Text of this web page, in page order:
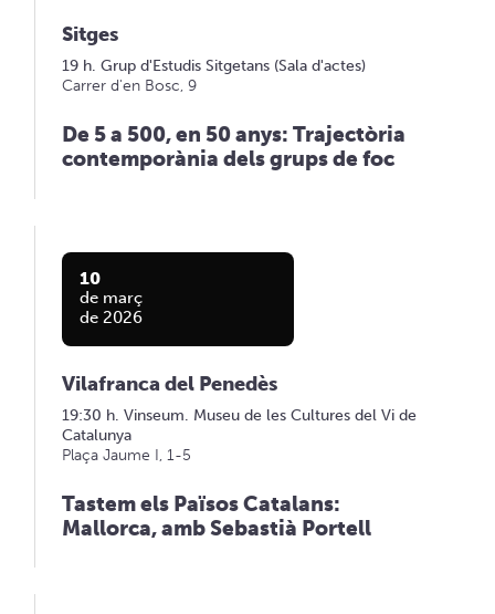
Sitges
19 h. Grup d'Estudis Sitgetans (Sala d'actes)
Carrer d'en Bosc, 9
De 5 a 500, en 50 anys: Trajectòria
contemporània dels grups de foc
10
de març
de 2026
Vilafranca del Penedès
19:30 h. Vinseum. Museu de les Cultures del Vi de
Catalunya
Plaça Jaume I, 1-5
Tastem els Països Catalans:
Mallorca, amb Sebastià Portell